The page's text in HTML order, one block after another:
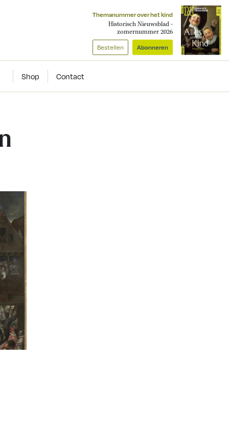
Themanummer over het kind
Historisch Nieuwsblad -
zomernummer 2026
Bestellen Abonneren
Shop Contact